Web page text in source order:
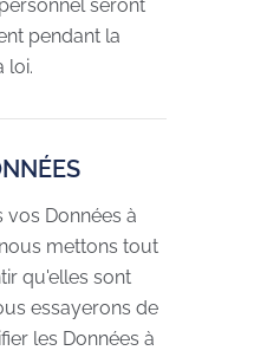
seront
pendant la
loi.
Données à
mettons tout
qu'elles sont
essayerons de
les Données à